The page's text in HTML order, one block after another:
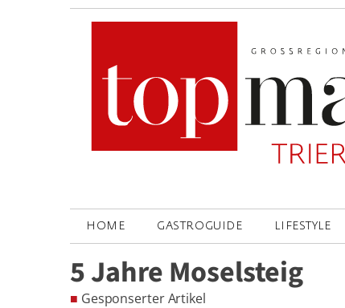
HOME GASTROGUIDE LIFESTYLE
5 Jahre Moselsteig
■ Gesponserter Artikel